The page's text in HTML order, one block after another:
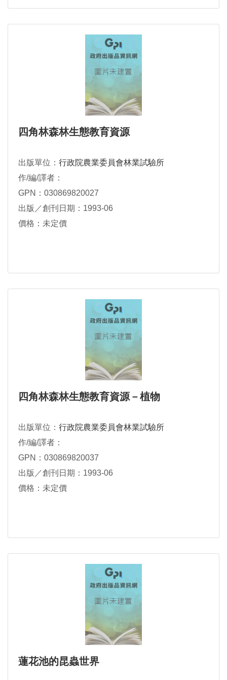
四角林森林生態教育資源
出版單位： 行政院農業委員會林業試驗所
作/編/譯者：
GPN：030869820027
出版／創刊日期：1993-06
價格：未定價
四角林森林生態教育資源－植物
出版單位： 行政院農業委員會林業試驗所
作/編/譯者：
GPN：030869820037
出版／創刊日期：1993-06
價格：未定價
蓮花池的昆蟲世界